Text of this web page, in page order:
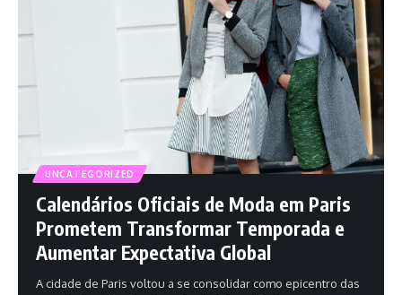
UNCATEGORIZED
Calendários Oficiais de Moda em Paris
Prometem Transformar Temporada e
Aumentar Expectativa Global
A cidade de Paris voltou a se consolidar como epicentro das